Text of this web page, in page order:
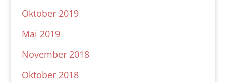
Oktober 2019
Mai 2019
November 2018
Oktober 2018